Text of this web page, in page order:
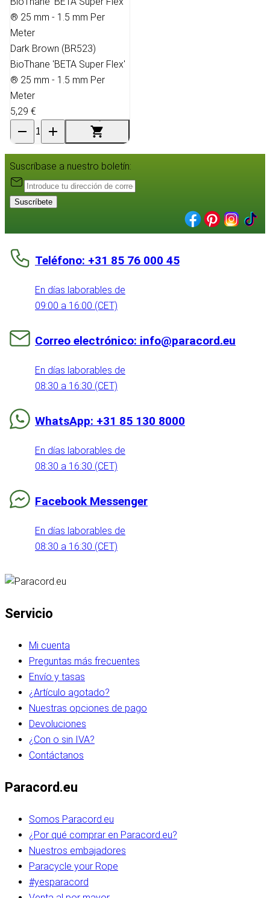
Dark Brown (BR523)
BioThane 'BETA Super Flex'
® 25 mm - 1.5 mm Per
Meter
5,29 €
Suscríbase a nuestro boletín:
Suscríbete
Teléfono: +31 85 76 000 45
En días laborables de
09:00 a 16:00 (CET)
Correo electrónico: info@paracord.eu
En días laborables de
08:30 a 16:30 (CET)
WhatsApp: +31 85 130 8000
En días laborables de
08:30 a 16:30 (CET)
Facebook Messenger
En días laborables de
08:30 a 16:30 (CET)
Servicio
Mi cuenta
Preguntas más frecuentes
Envío y tasas
¿Artículo agotado?
Nuestras opciones de pago
Devoluciones
¿Con o sin IVA?
Contáctanos
Paracord.eu
Somos Paracord.eu
¿Por qué comprar en Paracord.eu?
Nuestros embajadores
Paracycle your Rope
#yesparacord